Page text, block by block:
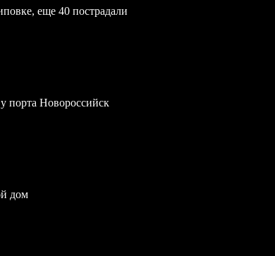
еще 40 пострадали
порта Новороссийск
дом